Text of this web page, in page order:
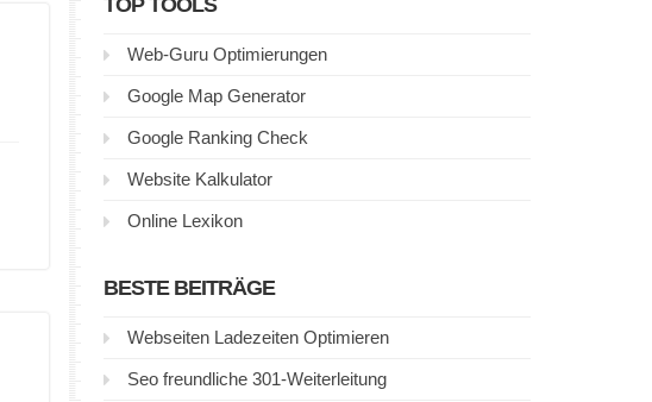
TOP TOOLS
Web-Guru Optimierungen
Google Map Generator
Google Ranking Check
Website Kalkulator
Online Lexikon
BESTE BEITRÄGE
Webseiten Ladezeiten Optimieren
Seo freundliche 301-Weiterleitung